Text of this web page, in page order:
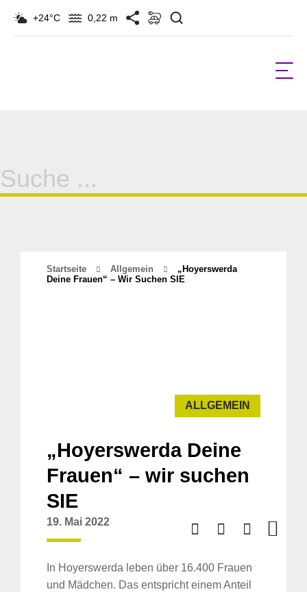
+24°C 0,22 m
Suche
für:
Startseite Allgemein
„Hoyerswerda
Deine Frauen“ – Wir Suchen SIE
ALLGEMEIN
„Hoyerswerda Deine
Frauen“ – wir suchen
SIE
19. Mai 2022
In Hoyerswerda leben über 16.400 Frauen
und Mädchen. Das entspricht einem Anteil